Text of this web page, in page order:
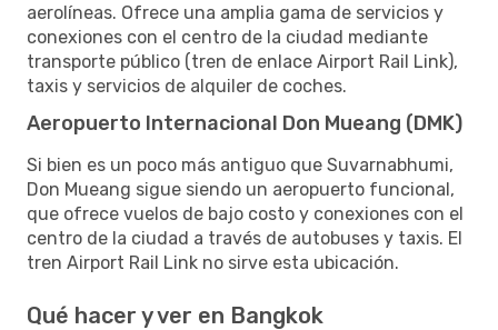
aerolíneas. Ofrece una amplia gama de servicios y
conexiones con el centro de la ciudad mediante
transporte público (tren de enlace Airport Rail Link),
taxis y servicios de alquiler de coches.
Aeropuerto Internacional Don Mueang (DMK)
Si bien es un poco más antiguo que Suvarnabhumi,
Don Mueang sigue siendo un aeropuerto funcional,
que ofrece vuelos de bajo costo y conexiones con el
centro de la ciudad a través de autobuses y taxis. El
tren Airport Rail Link no sirve esta ubicación.
Qué hacer y ver en Bangkok